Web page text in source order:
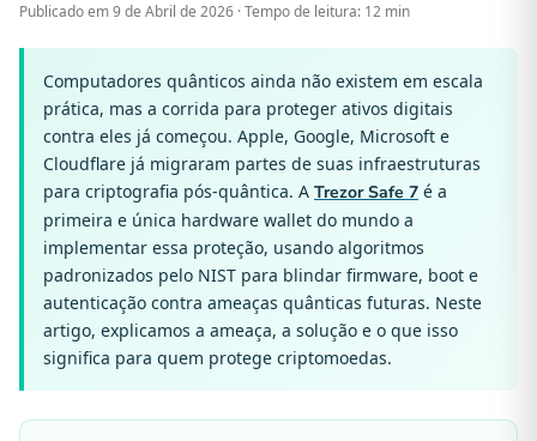
Publicado em 9 de Abril de 2026 · Tempo de leitura: 12 min
Computadores quânticos ainda não existem em escala
prática, mas a corrida para proteger ativos digitais
contra eles já começou. Apple, Google, Microsoft e
Cloudflare já migraram partes de suas infraestruturas
para criptografia pós-quântica. A Trezor Safe 7 é a
primeira e única hardware wallet do mundo a
implementar essa proteção, usando algoritmos
padronizados pelo NIST para blindar firmware, boot e
autenticação contra ameaças quânticas futuras. Neste
artigo, explicamos a ameaça, a solução e o que isso
significa para quem protege criptomoedas.